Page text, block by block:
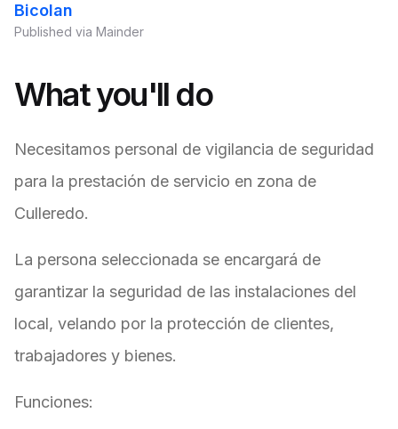
Bicolan
Published via Mainder
What you'll do
Necesitamos personal de vigilancia de seguridad
para la prestación de servicio en zona de
Culleredo.
La persona seleccionada se encargará de
garantizar la seguridad de las instalaciones del
local, velando por la protección de clientes,
trabajadores y bienes.
Funciones: